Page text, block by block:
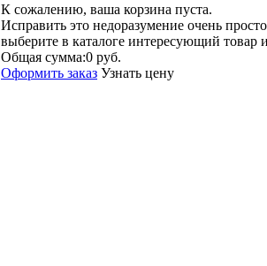
К сожалению, ваша корзина пуста.
Исправить это недоразумение очень
выберите в каталоге интересующий
Общая сумма:0 руб.
Оформить заказ Узнать цену